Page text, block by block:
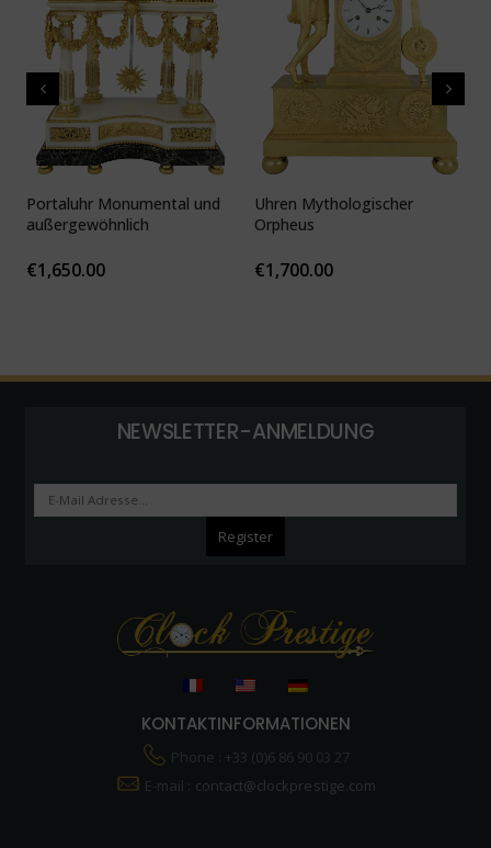
Portaluhr Monumental und
außergewöhnlich
€1,650.00
Uhren Mythologischer
Orpheus
€1,700.00
NEWSLETTER-ANMELDUNG
KONTAKTINFORMATIONEN
Phone : +33 (0)6 86 90 03 27
E-mail : contact@clockprestige.com